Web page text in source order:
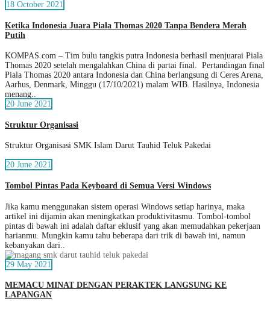
18 October 2021
Ketika Indonesia Juara Piala Thomas 2020 Tanpa Bendera Merah
Putih
KOMPAS.com – Tim bulu tangkis putra Indonesia berhasil menjuarai Piala
Thomas 2020 setelah mengalahkan China di partai final. Pertandingan final
Piala Thomas 2020 antara Indonesia dan China berlangsung di Ceres Arena,
Aarhus, Denmark, Minggu (17/10/2021) malam WIB. Hasilnya, Indonesia
menang..
20 June 2021
Struktur Organisasi
Struktur Organisasi SMK Islam Darut Tauhid Teluk Pakedai
20 June 2021
Tombol Pintas Pada Keyboard di Semua Versi Windows
Jika kamu menggunakan sistem operasi Windows setiap harinya, maka
artikel ini dijamin akan meningkatkan produktivitasmu. Tombol-tombol
pintas di bawah ini adalah daftar eklusif yang akan memudahkan pekerjaan
harianmu. Mungkin kamu tahu beberapa dari trik di bawah ini, namun
kebanyakan dari..
29 May 2021
MEMACU MINAT DENGAN PERAKTEK LANGSUNG KE
LAPANGAN